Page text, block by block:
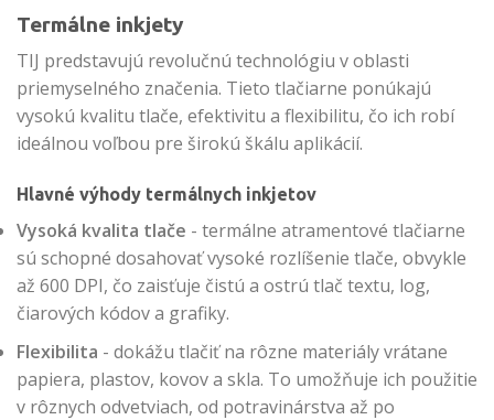
Termálne inkjety
TIJ predstavujú revolučnú technológiu v oblasti
priemyselného značenia. Tieto tlačiarne ponúkajú
vysokú kvalitu tlače, efektivitu a flexibilitu, čo ich robí
ideálnou voľbou pre širokú škálu aplikácií.
Hlavné výhody termálnych inkjetov
Vysoká kvalita tlače - termálne atramentové tlačiarne
sú schopné dosahovať vysoké rozlíšenie tlače, obvykle
až 600 DPI, čo zaisťuje čistú a ostrú tlač textu, log,
čiarových kódov a grafiky.
Flexibilita - dokážu tlačiť na rôzne materiály vrátane
papiera, plastov, kovov a skla. To umožňuje ich použitie
v rôznych odvetviach, od potravinárstva až po